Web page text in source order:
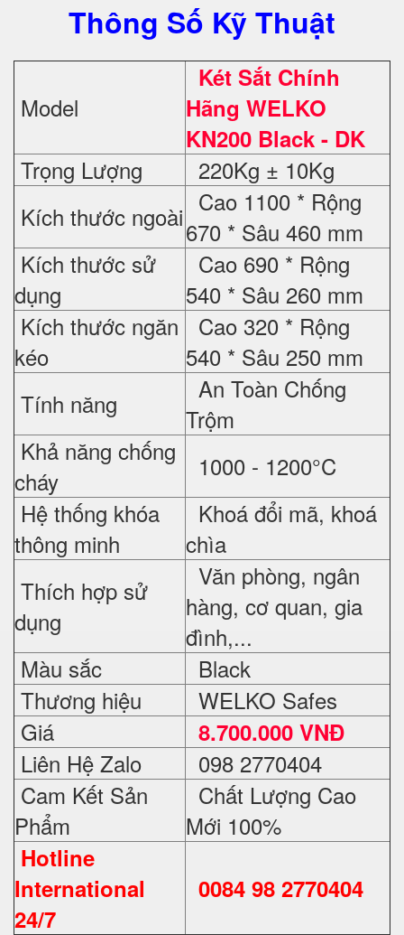
Thông Số Kỹ Thuật
Model
Két Sắt Chính
Hãng WELKO
KN200 Black - DK
Trọng Lượng
220Kg ± 10Kg
Kích thước ngoài Cao 1100 * Rộng
670 * Sâu 460 mm
Kích thước sử
dụng
Cao 690 * Rộng
540 * Sâu 260 mm
Kích thước ngăn
kéo
Cao 320 * Rộng
540 * Sâu 250 mm
Tính năng
An Toàn Chống
Trộm
Khả năng chống
cháy
1000 - 1200°C
Hệ thống khóa
thông minh
Khoá đổi mã, khoá
chìa
Thích hợp sử
dụng
Văn phòng, ngân
hàng, cơ quan, gia
đình,...
Màu sắc
Black
Thương hiệu
WELKO Safes
Giá
8.700.000 VNĐ
Liên Hệ Zalo
098 2770404
Cam Kết Sản
Phẩm
Chất Lượng Cao
Mới 100%
Hotline
International
24/7
0084 98 2770404